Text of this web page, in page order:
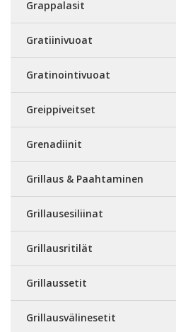
Grappalasit
Gratiinivuoat
Gratinointivuoat
Greippiveitset
Grenadiinit
Grillaus & Paahtaminen
Grillausesiliinat
Grillausritilät
Grillaussetit
Grillausvälinesetit